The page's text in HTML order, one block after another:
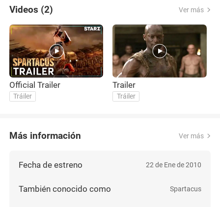
Videos (2) Ver más
Official Trailer
Tráiler
Trailer
Tráiler
Más información Ver más
Fecha de estreno 22 de Ene de 2010
También conocido como Spartacus